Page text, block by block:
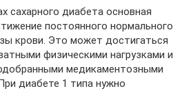
сахарного диабета основная
постоянного нормального
крови. Это может достигаться
физическими нагрузками и
медикаментозными
диабете 1 типа нужно